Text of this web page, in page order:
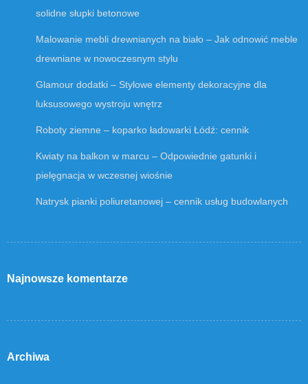
solidne słupki betonowe
Malowanie mebli drewnianych na biało – Jak odnowić meble
drewniane w nowoczesnym stylu
Glamour dodatki – Stylowe elementy dekoracyjne dla
luksusowego wystroju wnętrz
Roboty ziemne – koparko ładowarki Łódź: cennik
Kwiaty na balkon w marcu – Odpowiednie gatunki i
pielęgnacja w wczesnej wiośnie
Natrysk pianki poliuretanowej – cennik usług budowlanych
Najnowsze komentarze
Archiwa